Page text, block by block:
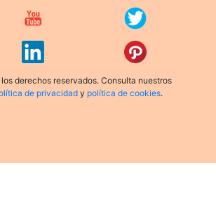
derechos reservados. Consulta nuestros
de privacidad y política de cookies.